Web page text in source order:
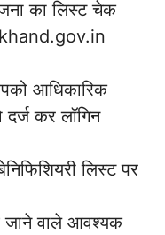
का लिस्ट चेक
आधिकारिक
दर्ज कर लॉगिन
लिस्ट पर
वाले आवश्यक